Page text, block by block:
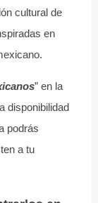
cultural de
en
” en la
disponibilidad
podrás
a tu